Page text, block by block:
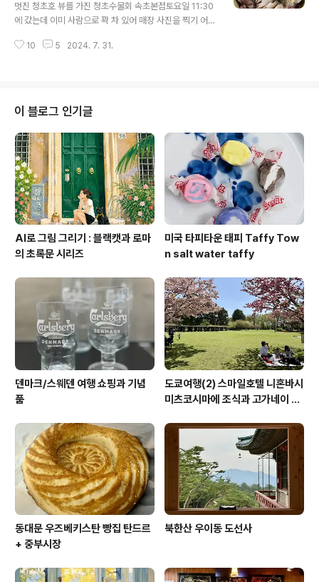
역 앞 유동에스프레소 못간 대신 가봄. 맛있게 마시고 널부
와 지하철을 갈아타고 해운대 도착. 한번에 가는 버스를 타
멋진 청초호 뷰를 가진 청초수물회 속초본점토요일 11:30
에 갔는데 이미 사람으로 꽉 차 있어 매장 사진을 찍기 어려
자이크 죄송합니다 ㅠ.ㅠ 해전물회이미 비주얼에서 압살
하지 못하니까, 다음에 또 가게 된다면 섭국은 꼭 다시 먹을
듯 청초수물회는 로봇들이 서빙하는데작은 밑반찬까지
일일이 꺼내야 하니까 시간이 엄청 오래 걸리고 좀 힘들었
다. 한참 동안 음식 꺼내다 말고 뒤 로봇에 "양보중"이라는
메세지가 떠서 찍은 사진 ㅋㅋ 가격이 저렴하진 않은데 이
렇게..
10 5 2024. 7. 31.
이 블로그 인기글
AI로 그림 그리기 : 블랙캣과 로마
의 초록문 시리즈
미국 타피타운 태피 Taffy Tow
n salt water taffy
덴마크/스웨덴 여행 쇼핑과 기념
품
도쿄여행(2) 스마일호텔 니혼바시
미츠코시마에 조식과 고가네이 공
동대문 우즈베키스탄 빵집 탄드르
+ 중부시장
북한산 우이동 도선사